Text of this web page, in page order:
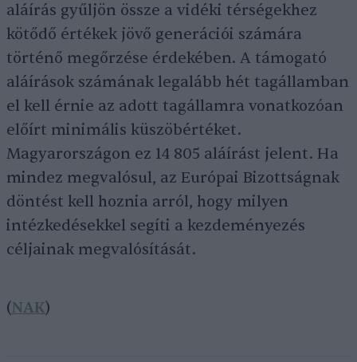
aláírás gyűljön össze a vidéki térségekhez
kötődő értékek jövő generációi számára
történő megőrzése érdekében. A támogató
aláírások számának legalább hét tagállamban
el kell érnie az adott tagállamra vonatkozóan
előírt minimális küszöbértéket.
Magyarországon ez 14 805 aláírást jelent. Ha
mindez megvalósul, az Európai Bizottságnak
döntést kell hoznia arról, hogy milyen
intézkedésekkel segíti a kezdeményezés
céljainak megvalósítását.
(NAK)